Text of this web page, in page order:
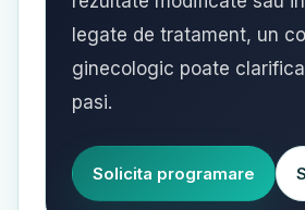
legate de tratament, un
ginecologic poate
pasi.
Solicita programare